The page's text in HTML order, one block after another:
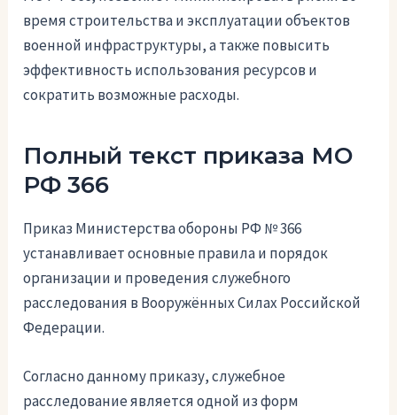
время строительства и эксплуатации объектов
военной инфраструктуры, а также повысить
эффективность использования ресурсов и
сократить возможные расходы.
Полный текст приказа МО
РФ 366
Приказ Министерства обороны РФ № 366
устанавливает основные правила и порядок
организации и проведения служебного
расследования в Вооружённых Силах Российской
Федерации.
Согласно данному приказу, служебное
расследование является одной из форм